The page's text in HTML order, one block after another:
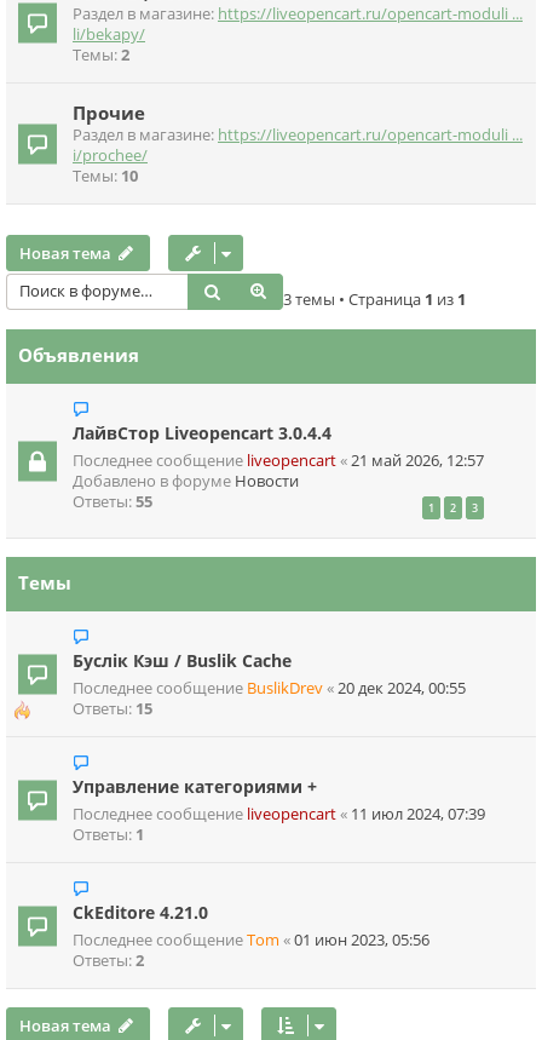
Раздел в магазине: https://liveopencart.ru/opencart-moduli ...
li/bekapy/
Темы:2
Прочие
Раздел в магазине: https://liveopencart.ru/opencart-moduli ...
i/prochee/
Темы: 10
Новая тема
Поиск
Расширенный поиск
3 темы • Страница 1 из 1
Объявления
ЛайвСтор Liveopencart 3.0.4.4
Последнее сообщение liveopencart«21 май 2026, 12:57
Добавлено в форуме Новости
Ответы:55 1 2 3
Темы
Буслік Кэш / Buslik Cache
Последнее сообщение BuslikDrev«20 дек 2024, 00:55
Ответы: 15
Управление категориями +
Последнее сообщение liveopencart« 11 июл 2024, 07:39
Ответы: 1
CkEditore 4.21.0
Последнее сообщениеTom «01 июн 2023, 05:56
Ответы:2
Новая тема